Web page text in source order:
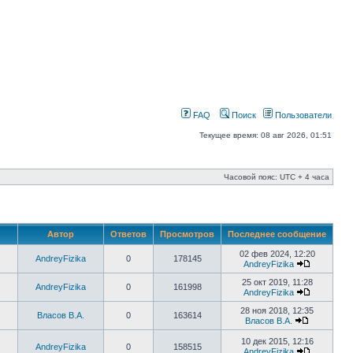
FAQ Поиск Пользователи
Текущее время: 08 авг 2026, 01:51
Часовой пояс: UTC + 4 часа
Автор Ответов Просмотров Последнее сообщение
AndreyFizika 0 178145
02 фев 2024, 12:20
AndreyFizika
AndreyFizika 0 161998
25 окт 2019, 11:28
AndreyFizika
Власов В.А. 0 163614
28 ноя 2018, 12:35
Власов В.А.
AndreyFizika 0 158515
10 дек 2015, 12:16